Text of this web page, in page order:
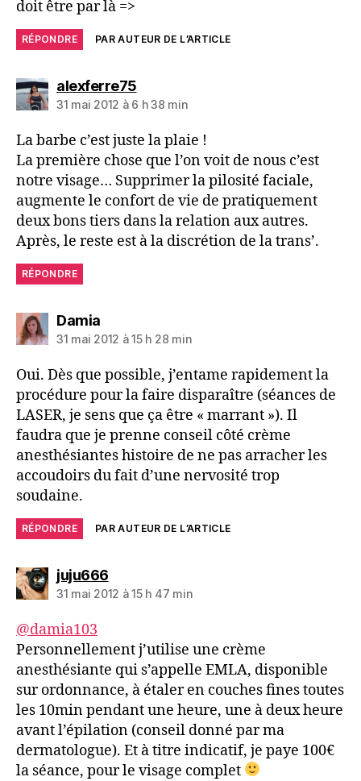
doit être par là =>
RÉPONDRE PAR AUTEUR DE L’ARTICLE
alexferre75dit :
31 mai 2012 à 6 h 38 min
La barbe c’est juste la plaie !
La première chose que l’on voit de nous c’est
notre visage… Supprimer la pilosité faciale,
augmente le confort de vie de pratiquement
deux bons tiers dans la relation aux autres.
Après, le reste est à la discrétion de la trans’.
RÉPONDRE
Damiadit :
31 mai 2012 à 15 h 28 min
Oui. Dès que possible, j’entame rapidement la
procédure pour la faire disparaître (séances de
LASER, je sens que ça être « marrant »). Il
faudra que je prenne conseil côté crème
anesthésiantes histoire de ne pas arracher les
accoudoirs du fait d’une nervosité trop
soudaine.
RÉPONDRE PAR AUTEUR DE L’ARTICLE
juju666dit :
31 mai 2012 à 15 h 47 min
@damia103
Personnellement j’utilise une crème
anesthésiante qui s’appelle EMLA, disponible
sur ordonnance, à étaler en couches fines toutes
les 10min pendant une heure, une à deux heure
avant l’épilation (conseil donné par ma
dermatologue). Et à titre indicatif, je paye 100€
la séance, pour le visage complet